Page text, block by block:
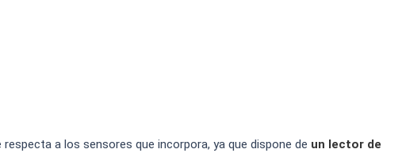
a los sensores que incorpora, ya que dispone de un lector de